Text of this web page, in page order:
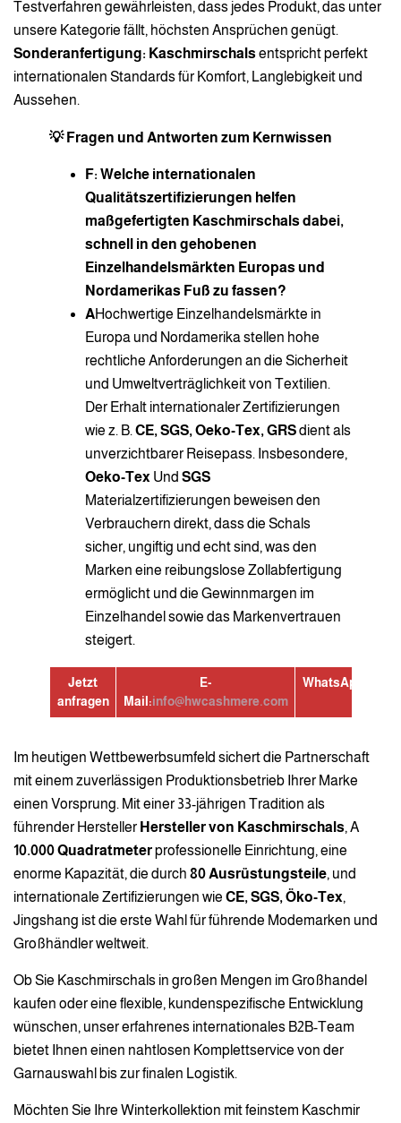
Testverfahren gewährleisten, dass jedes Produkt, das unter
unsere Kategorie fällt, höchsten Ansprüchen genügt.
Sonderanfertigung: Kaschmirschals entspricht perfekt
internationalen Standards für Komfort, Langlebigkeit und
Aussehen.
💡 Fragen und Antworten zum Kernwissen
F: Welche internationalen
Qualitätszertifizierungen helfen
maßgefertigten Kaschmirschals dabei,
schnell in den gehobenen
Einzelhandelsmärkten Europas und
Nordamerikas Fuß zu fassen?
AHochwertige Einzelhandelsmärkte in
Europa und Nordamerika stellen hohe
rechtliche Anforderungen an die Sicherheit
und Umweltverträglichkeit von Textilien.
Der Erhalt internationaler Zertifizierungen
wie z. B. CE, SGS, Oeko-Tex, GRSdient als
unverzichtbarer Reisepass. Insbesondere,
Oeko-Tex Und SGS
Materialzertifizierungen beweisen den
Verbrauchern direkt, dass die Schals
sicher, ungiftig und echt sind, was den
Marken eine reibungslose Zollabfertigung
ermöglicht und die Gewinnmargen im
Einzelhandel sowie das Markenvertrauen
steigert.
Jetzt
anfragen
E-
Mail:info@hwcashmere.com
WhatsApp:
Im heutigen Wettbewerbsumfeld sichert die Partnerschaft
mit einem zuverlässigen Produktionsbetrieb Ihrer Marke
einen Vorsprung. Mit einer 33-jährigen Tradition als
führender Hersteller Hersteller von Kaschmirschals, A
10.000 Quadratmeterprofessionelle Einrichtung, eine
enorme Kapazität, die durch 80 Ausrüstungsteile, und
internationale Zertifizierungen wie CE, SGS, Öko-Tex,
Jingshang ist die erste Wahl für führende Modemarken und
Großhändler weltweit.
Ob Sie Kaschmirschals in großen Mengen im Großhandel
kaufen oder eine flexible, kundenspezifische Entwicklung
wünschen, unser erfahrenes internationales B2B-Team
bietet Ihnen einen nahtlosen Komplettservice von der
Garnauswahl bis zur finalen Logistik.
Möchten Sie Ihre Winterkollektion mit feinstem Kaschmir